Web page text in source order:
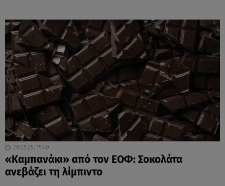
29.05.25, 15:40
«Καμπανάκι» από τον ΕΟΦ: Σοκολάτα
ανεβάζει τη λίμπιντο